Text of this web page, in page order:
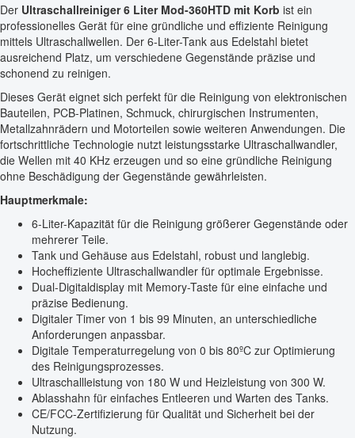
Der Ultraschallreiniger 6 Liter Mod-360HTD mit Korb ist ein
professionelles Gerät für eine gründliche und effiziente Reinigung
mittels Ultraschallwellen. Der 6-Liter-Tank aus Edelstahl bietet
ausreichend Platz, um verschiedene Gegenstände präzise und
schonend zu reinigen.
Dieses Gerät eignet sich perfekt für die Reinigung von elektronischen
Bauteilen, PCB-Platinen, Schmuck, chirurgischen Instrumenten,
Metallzahnrädern und Motorteilen sowie weiteren Anwendungen. Die
fortschrittliche Technologie nutzt leistungsstarke Ultraschallwandler,
die Wellen mit 40 KHz erzeugen und so eine gründliche Reinigung
ohne Beschädigung der Gegenstände gewährleisten.
Hauptmerkmale:
6-Liter-Kapazität für die Reinigung größerer Gegenstände oder
mehrerer Teile.
Tank und Gehäuse aus Edelstahl, robust und langlebig.
Hocheffiziente Ultraschallwandler für optimale Ergebnisse.
Dual-Digitaldisplay mit Memory-Taste für eine einfache und
präzise Bedienung.
Digitaler Timer von 1 bis 99 Minuten, an unterschiedliche
Anforderungen anpassbar.
Digitale Temperaturregelung von 0 bis 80ºC zur Optimierung
des Reinigungsprozesses.
Ultraschallleistung von 180 W und Heizleistung von 300 W.
Ablasshahn für einfaches Entleeren und Warten des Tanks.
CE/FCC-Zertifizierung für Qualität und Sicherheit bei der
Nutzung.